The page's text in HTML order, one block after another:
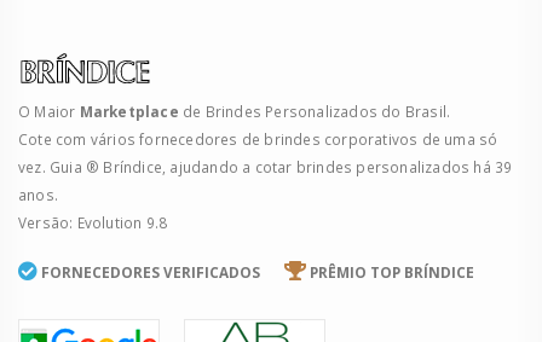
O Maior Marketplace de Brindes Personalizados do Brasil.
Cote com vários fornecedores de brindes corporativos de uma só
vez. Guia ® Bríndice, ajudando a cotar brindes personalizados há 39
anos.
Versão: Evolution 9.8
FORNECEDORES VERIFICADOS PRÊMIO TOP BRÍNDICE